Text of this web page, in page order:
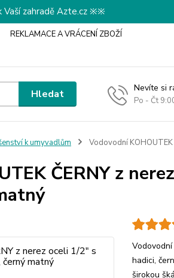
zahradě Azte.cz ※※
REKLAMACE A VRÁCENÍ ZBOŽÍ
Hledat Nevíte si
Po - Čt
k umyvadlům Vodovodní
ČERNY z
hadici,
širokou